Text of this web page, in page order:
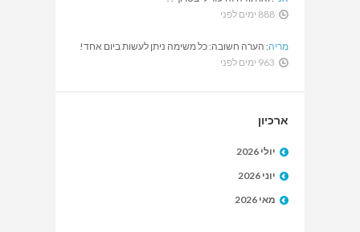
888 ימים לפני
מריה: הערה חשובה: כל משימה ניתן לעשות ביום אחד!
963 ימים לפני
ארכיון
יולי 2026
יוני 2026
מאי 2026